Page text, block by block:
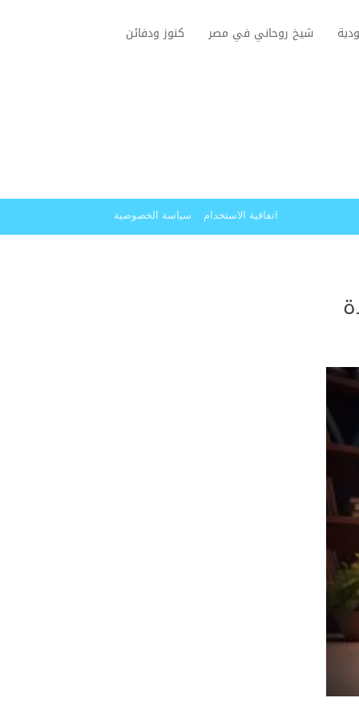
شيخ روحاني في مصر كنوز ودفائن
اتفاقية الاستخدام سياسة الخصوصية